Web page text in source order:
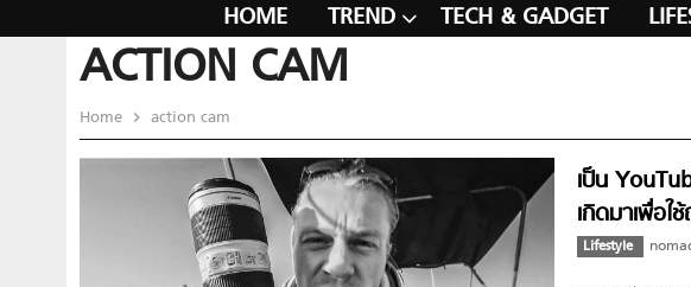
HOME TREND TECH & GADGET
ACTION CAM
Home action cam
เป็น
เกิดมาเพื่อใ
Lifestyle